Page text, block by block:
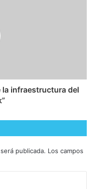
la infraestructura del
publicada. Los campos